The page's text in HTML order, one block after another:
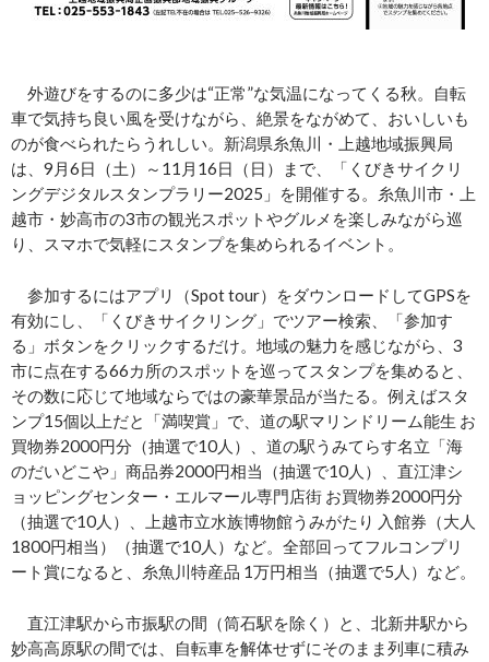
外遊びをするのに多少は“正常”な気温になってくる秋。自転
車で気持ち良い風を受けながら、絶景をながめて、おいしいも
のが食べられたらうれしい。新潟県糸魚川・上越地域振興局
は、9月6日（土）～11月16日（日）まで、「くびきサイクリ
ングデジタルスタンプラリー2025」を開催する。糸魚川市・上
越市・妙高市の3市の観光スポットやグルメを楽しみながら巡
り、スマホで気軽にスタンプを集められるイベント。
参加するにはアプリ（Spot tour）をダウンロードしてGPSを
有効にし、「くびきサイクリング」でツアー検索、「参加す
る」ボタンをクリックするだけ。地域の魅力を感じながら、3
市に点在する66カ所のスポットを巡ってスタンプを集めると、
その数に応じて地域ならではの豪華景品が当たる。例えばスタ
ンプ15個以上だと「満喫賞」で、道の駅マリンドリーム能生 お
買物券2000円分（抽選で10人）、道の駅うみてらす名立「海
のだいどこや」商品券2000円相当（抽選で10人）、直江津シ
ョッピングセンター・エルマール専門店街 お買物券2000円分
（抽選で10人）、上越市立水族博物館うみがたり 入館券（大人
1800円相当）（抽選で10人）など。全部回ってフルコンプリ
ート賞になると、糸魚川特産品 1万円相当（抽選で5人）など。
直江津駅から市振駅の間（筒石駅を除く）と、北新井駅から
妙高高原駅の間では、自転車を解体せずにそのまま列車に積み